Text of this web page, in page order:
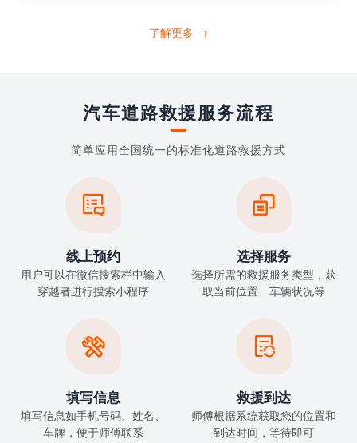
了解更多 →
汽车道路救援服务流程
简单应用全国统一的标准化道路救援方式

线上预约
用户可以在微信搜索栏中输入
穿越者进行搜索小程序

选择服务
选择所需的救援服务类型，获
取当前位置、车辆状况等

填写信息
填写信息如手机号码、姓名、
车牌，便于师傅联系

救援到达
师傅根据系统获取您的位置和
到达时间，等待即可